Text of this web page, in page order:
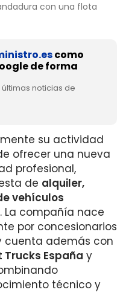
con una flota
como
de forma
noticias de
su actividad
ofrecer una nueva
profesional,
de alquiler,
vehículos
. La compañía nace
por concesionarios
cuenta además con
Trucks España y
técnico y